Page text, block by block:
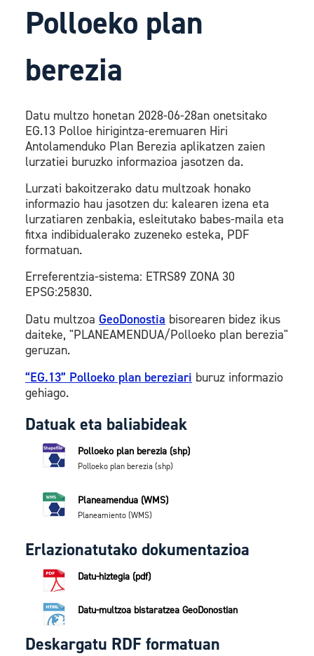
Polloeko plan
berezia
Datu multzo honetan 2028-06-28an onetsitako
EG.13 Polloe hirigintza-eremuaren Hiri
Antolamenduko Plan Berezia aplikatzen zaien
lurzatiei buruzko informazioa jasotzen da.
Lurzati bakoitzerako datu multzoak honako
informazio hau jasotzen du: kalearen izena eta
lurzatiaren zenbakia, esleitutako babes-maila eta
fitxa indibidualerako zuzeneko esteka, PDF
formatuan.
Erreferentzia-sistema: ETRS89 ZONA 30
EPSG:25830.
Datu multzoa GeoDonostia bisorearen bidez ikus
daiteke, "PLANEAMENDUA/Polloeko plan berezia"
geruzan.
“EG.13” Polloeko plan bereziari buruz informazio
gehiago.
Datuak eta baliabideak
Polloeko plan berezia (shp)
Polloeko plan berezia (shp)
Planeamendua (WMS)
Planeamiento (WMS)
Erlazionatutako dokumentazioa
Datu-hiztegia (pdf)
Datu-multzoa bistaratzea GeoDonostian
Deskargatu RDF formatuan